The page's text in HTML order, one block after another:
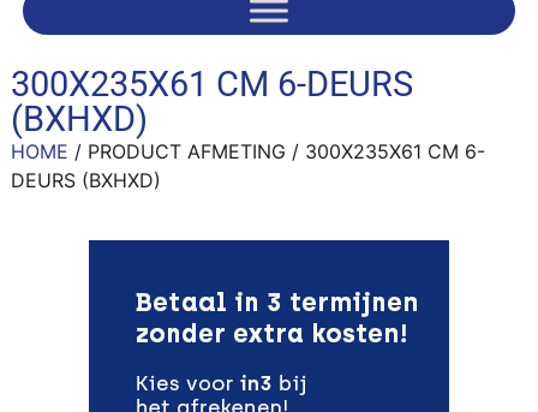
300X235X61 CM 6-DEURS
(BXHXD)
HOME / PRODUCT AFMETING / 300X235X61 CM 6-
DEURS (BXHXD)